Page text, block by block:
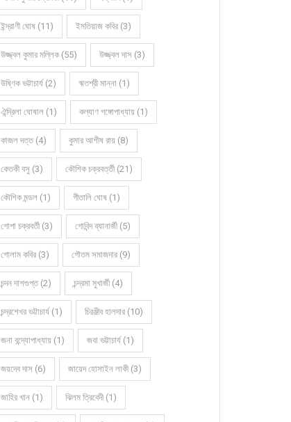
ইন্দ্রাণী ঘোষ (11) ইমতিয়াজ কবির (3)
উজ্জ্বল কুমার মল্লিক (55) উজ্জ্বল দাস (3)
উষ্ণিক ভট্টাচার্য (2) ঋতশ্রী মান্না (1)
ঐন্দ্রিলা ঘোষাল (1) কল্যাণ গঙ্গোপাধ্যায় (1)
কাজল দত্ত (4) কুমার আশীষ রায় (8)
কেতকী বসু (3) কৌশিক চক্রবর্ত্তী (21)
কৌশিক মন্ডল (1) গীতালি ঘোষ (1)
গোপা চক্রবর্তী (3) গোবিন্দ ব্যানার্জী (5)
গোলাম কবির (3) গৌতম সমাজদার (9)
চন্দন দাশগুপ্ত (2) চন্দ্রমা মুখার্জী (4)
চন্দ্রশেখর ভট্টাচার্য (1) চিরঞ্জীব হালদার (10)
জনা বন্দ্যোপাধ্যায় (1) জবা ভট্টাচার্য (1)
জয়দেব দাস (6) জায়েদ হোসাইন লাকী (3)
জাহির খান (1) ঝিলম ত্রিবেদী (1)